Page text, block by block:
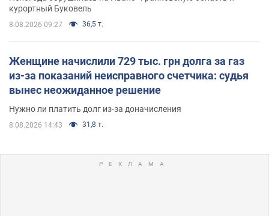
курортный Буковель
8.08.2026 09:27 36,5 т.
Женщине начислили 729 тыс. грн долга за газ
из-за показаний неисправного счетчика: судья
вынес неожиданное решение
Нужно ли платить долг из-за доначисления
8.08.2026 14:43 31,8 т.